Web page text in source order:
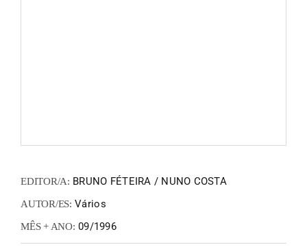
EDITOR/A: BRUNO FÉTEIRA / NUNO COSTA
AUTOR/ES: Vários
MÊS + ANO: 09/1996